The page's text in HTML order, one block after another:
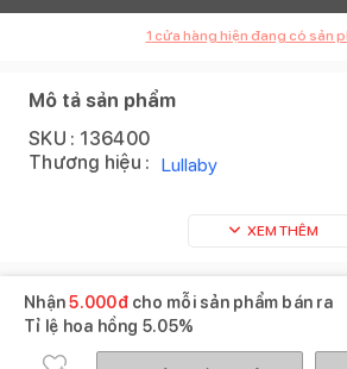
1 cửa hàng hiện đang có sản
Mô tả sản phẩm
SKU : 136400
Thương hiệu : Lullaby
XEM THÊM
Nhận5.000đcho mỗi sản phẩm bán ra
Tỉ lệ hoa hồng 5.05%